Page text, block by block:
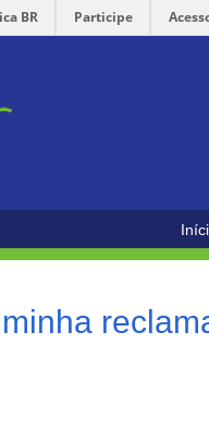
BR Participe